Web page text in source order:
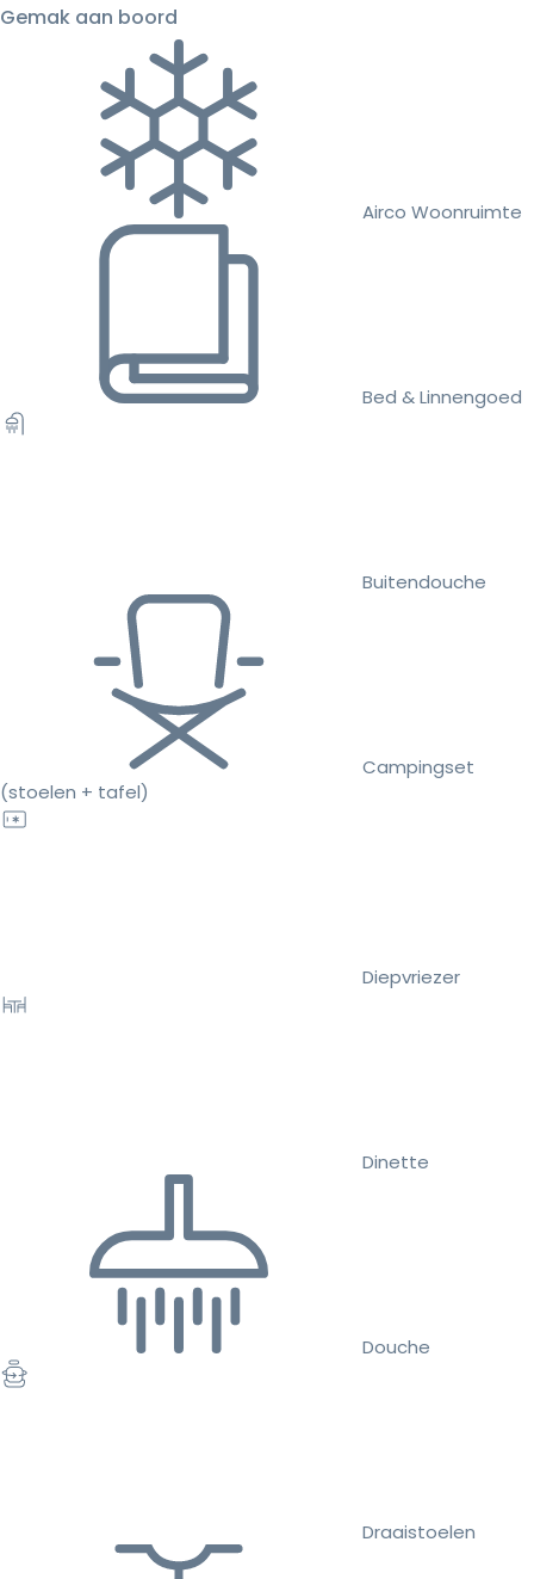
Gemak aan boord
Airco Woonruimte
Bed & Linnengoed
Buitendouche
Campingset
(stoelen + tafel)
Diepvriezer
Dinette
Douche
Draaistoelen